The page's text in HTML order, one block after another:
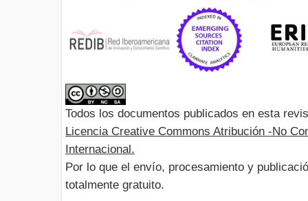
Todos los documentos publicados en esta
Licencia Creative Commons Atribución -No
Internacional.
Por lo que el envío, procesamiento y
totalmente gratuito.